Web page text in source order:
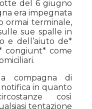
del 6 giugno
era impegnata
ormai terminale,
sue spalle in
e dell’aiuto de*
congiunt* come
compagna di
in quanto
così
tentazione